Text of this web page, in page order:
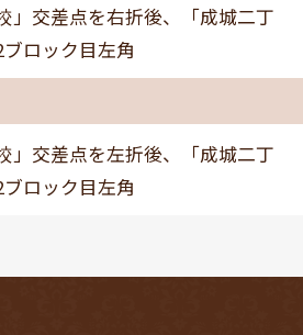
」交差点を右折後、「成城二丁
ロック目左角
」交差点を左折後、「成城二丁
ロック目左角